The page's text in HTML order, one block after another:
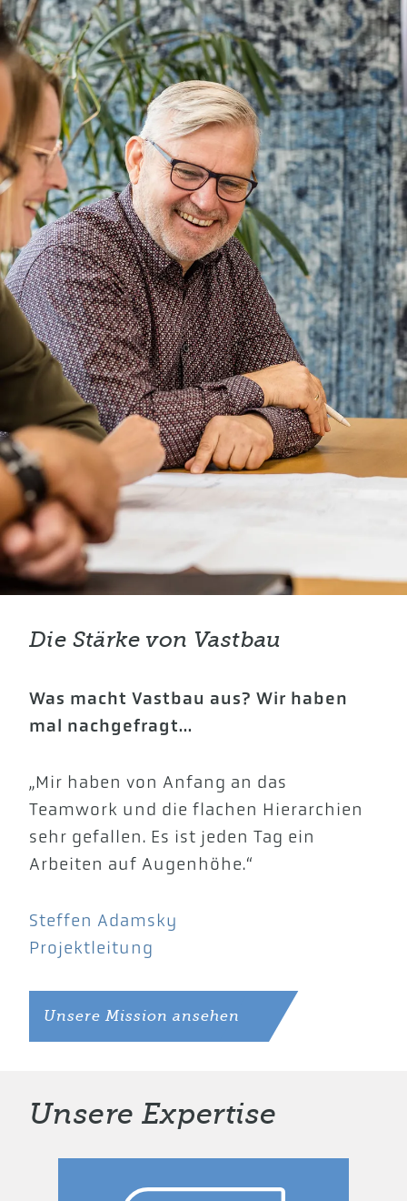
Die Stärke von Vastbau
Was macht Vastbau aus? Wir haben
mal nachgefragt...
„Mir haben von Anfang an das
Teamwork und die flachen Hierarchien
sehr gefallen. Es ist jeden Tag ein
Arbeiten auf Augenhöhe.“
Steffen Adamsky
Projektleitung
Unsere Mission ansehen
Unsere Expertise